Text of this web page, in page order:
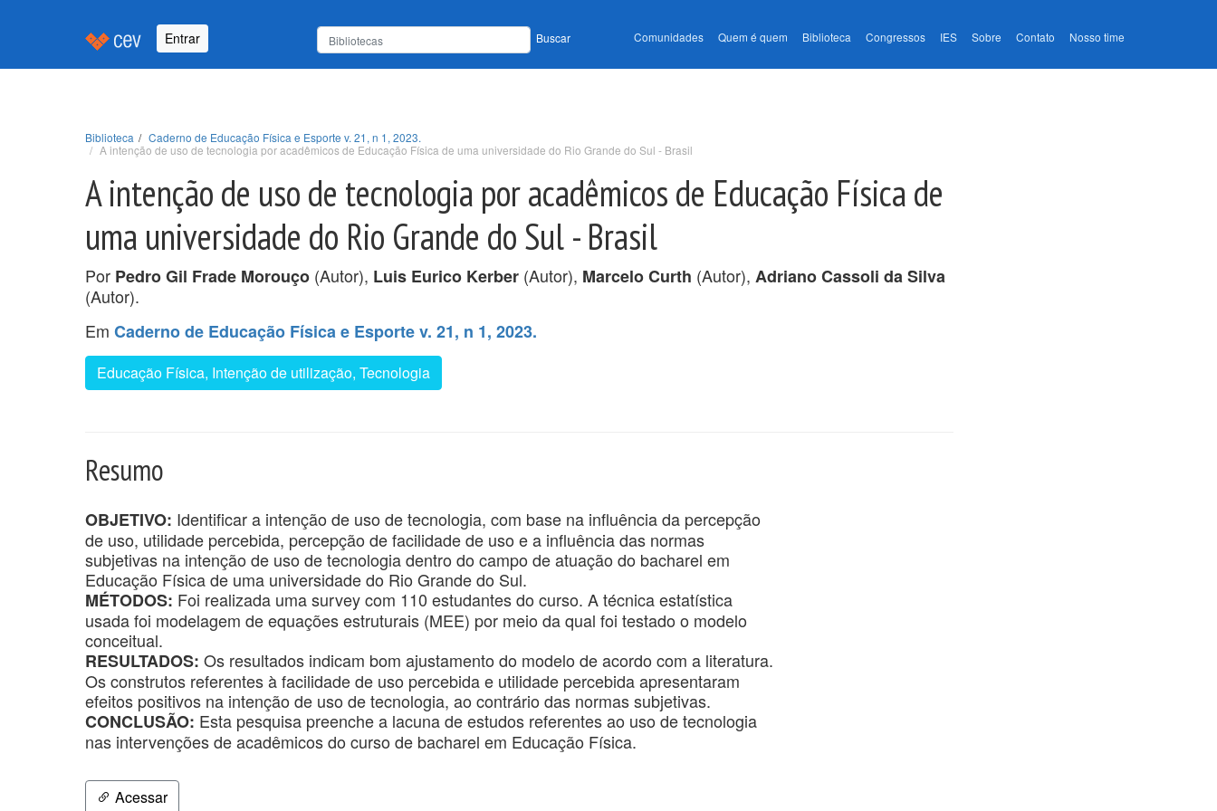
Entrar Buscar Comunidades Quem é quem Biblioteca Congressos IES Sobre Contato Nosso time
Biblioteca
Caderno de Educação Física e Esporte v. 21, n 1, 2023.
A intenção de uso de tecnologia por acadêmicos de Educação Física de uma universidade do Rio Grande do Sul - Brasil
A intenção de uso de tecnologia por acadêmicos de Educação Física de
uma universidade do Rio Grande do Sul - Brasil
Por Pedro Gil Frade Morouço (Autor), Luis Eurico Kerber (Autor), Marcelo Curth (Autor), Adriano Cassoli da Silva
(Autor).
Em Caderno de Educação Física e Esporte v. 21, n 1, 2023.
Educação Física, Intenção de utilização, Tecnologia
Resumo
OBJETIVO: Identificar a intenção de uso de tecnologia, com base na influência da percepção
de uso, utilidade percebida, percepção de facilidade de uso e a influência das normas
subjetivas na intenção de uso de tecnologia dentro do campo de atuação do bacharel em
Educação Física de uma universidade do Rio Grande do Sul.
MÉTODOS: Foi realizada uma survey com 110 estudantes do curso. A técnica estatística
usada foi modelagem de equações estruturais (MEE) por meio da qual foi testado o modelo
conceitual.
RESULTADOS: Os resultados indicam bom ajustamento do modelo de acordo com a literatura.
Os construtos referentes à facilidade de uso percebida e utilidade percebida apresentaram
efeitos positivos na intenção de uso de tecnologia, ao contrário das normas subjetivas.
CONCLUSÃO: Esta pesquisa preenche a lacuna de estudos referentes ao uso de tecnologia
nas intervenções de acadêmicos do curso de bacharel em Educação Física.
Acessar